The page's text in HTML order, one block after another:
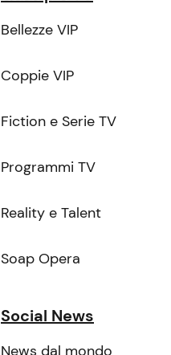
Bellezze VIP
Coppie VIP
Fiction e Serie TV
Programmi TV
Reality e Talent
Soap Opera
Social News
News dal mondo